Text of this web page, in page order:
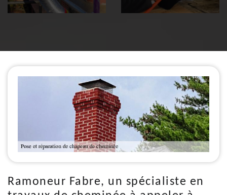
Ramoneur Fabre, un spécialiste en